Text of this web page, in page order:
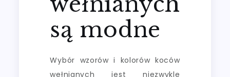
są modne
Wybór wzorów i kolorów koców
wełnianych jest niezwykle